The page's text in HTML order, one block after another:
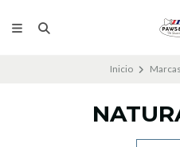
Inicio Marcas